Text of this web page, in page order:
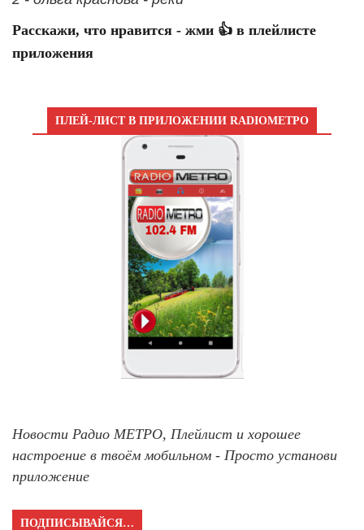
Расскажи, что нравится - жми 👍 в плейлисте
приложения
ПЛЕЙ-ЛИСТ В ПРИЛОЖЕНИИ RADIOМЕТРО
Новости Радио МЕТРО, Плейлист и хорошее
настроение в твоём мобильном - Просто установи
приложение
ПОДПИСЫВАЙСЯ…